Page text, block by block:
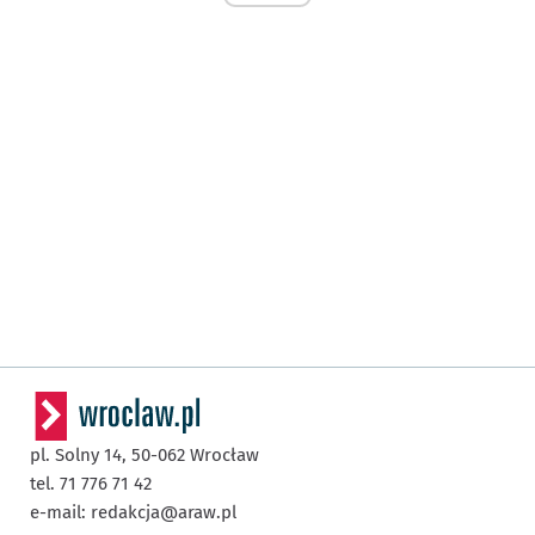
pl. Solny 14, 50-062 Wrocław
tel. 71 776 71 42
e-mail: redakcja@araw.pl